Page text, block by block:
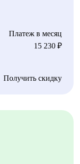
Платеж в месяц
15 230 ₽
Получить скидку